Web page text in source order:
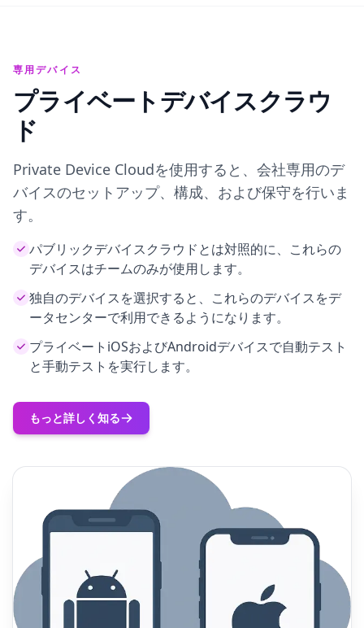
専用デバイス
プライベートデバイスクラウ
ド
Private Device Cloudを使用すると、会社専用のデ
バイスのセットアップ、構成、および保守を行いま
す。
パブリックデバイスクラウドとは対照的に、これらの
デバイスはチームのみが使用します。
独自のデバイスを選択すると、これらのデバイスをデ
ータセンターで利用できるようになります。
プライベートiOSおよびAndroidデバイスで自動テスト
と手動テストを実行します。
もっと詳しく知る